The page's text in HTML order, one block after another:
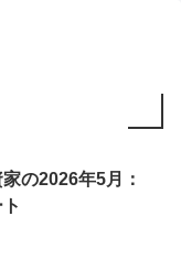
の2026年5月：